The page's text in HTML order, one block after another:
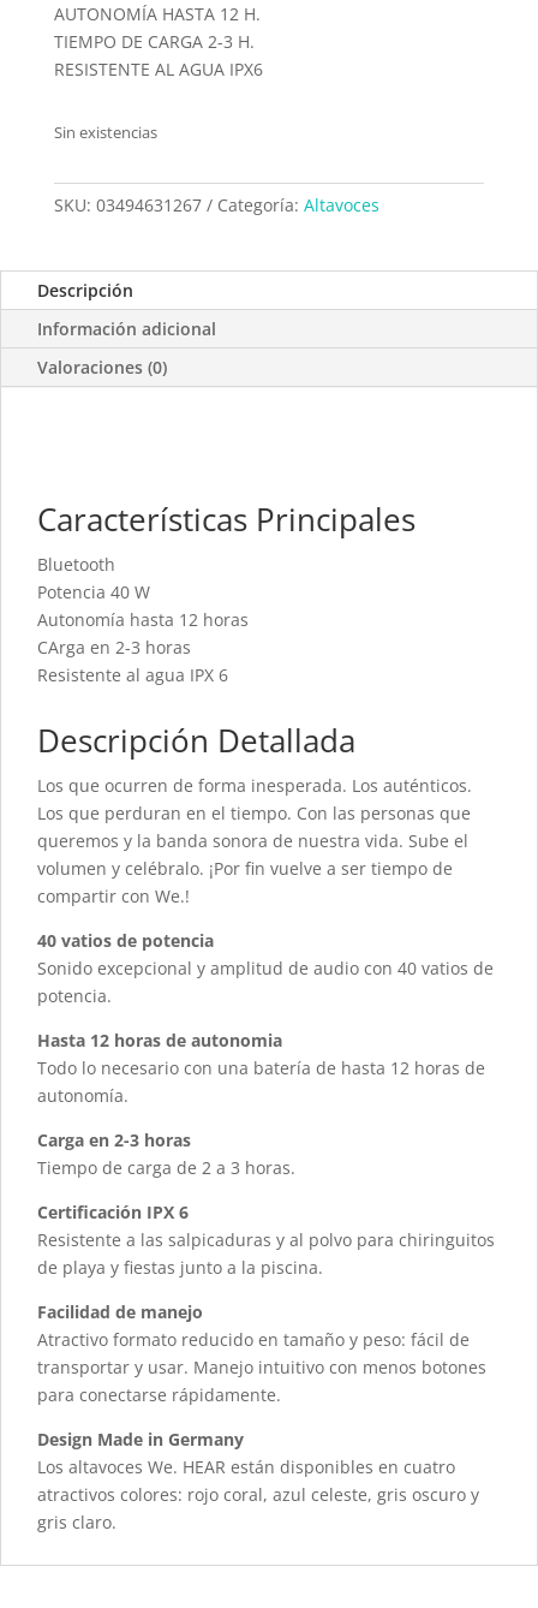
AUTONOMÍA HASTA 12 H.
TIEMPO DE CARGA 2-3 H.
RESISTENTE AL AGUA IPX6
Sin existencias
SKU: 03494631267 Categoría: Altavoces
Descripción
Información adicional
Valoraciones (0)
Características Principales
Bluetooth
Potencia 40 W
Autonomía hasta 12 horas
CArga en 2-3 horas
Resistente al agua IPX 6
Descripción Detallada
Los que ocurren de forma inesperada. Los auténticos.
Los que perduran en el tiempo. Con las personas que
queremos y la banda sonora de nuestra vida. Sube el
volumen y celébralo. ¡Por fin vuelve a ser tiempo de
compartir con We.!
40 vatios de potencia
Sonido excepcional y amplitud de audio con 40 vatios de
potencia.
Hasta 12 horas de autonomia
Todo lo necesario con una batería de hasta 12 horas de
autonomía.
Carga en 2-3 horas
Tiempo de carga de 2 a 3 horas.
Certificación IPX 6
Resistente a las salpicaduras y al polvo para chiringuitos
de playa y fiestas junto a la piscina.
Facilidad de manejo
Atractivo formato reducido en tamaño y peso: fácil de
transportar y usar. Manejo intuitivo con menos botones
para conectarse rápidamente.
Design Made in Germany
Los altavoces We. HEAR están disponibles en cuatro
atractivos colores: rojo coral, azul celeste, gris oscuro y
gris claro.